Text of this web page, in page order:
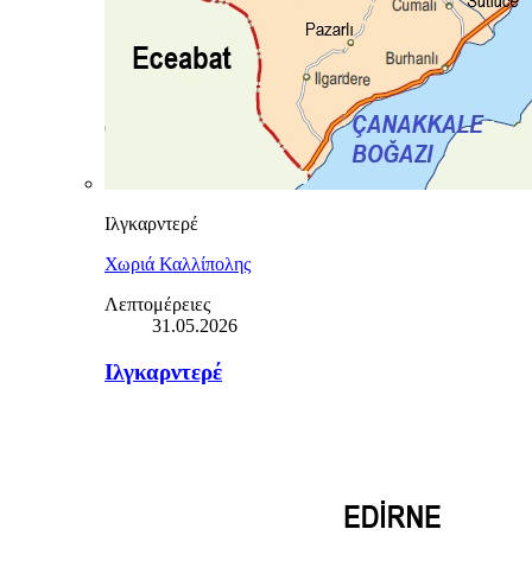
Ιλγκαρντερέ
Χωριά Καλλίπολης
Λεπτομέρειες
31.05.2026
Ιλγκαρντερέ